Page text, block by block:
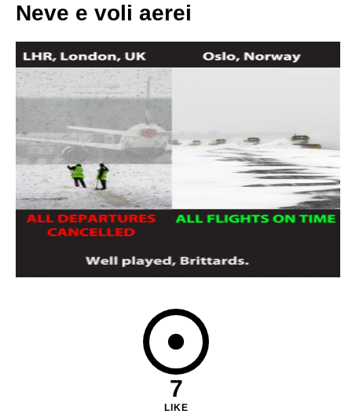
Neve e voli aerei
7
LIKE